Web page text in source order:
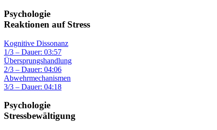
Psychologie
Reaktionen auf Stress
Kognitive Dissonanz
1/3 – Dauer: 03:57
Übersprungshandlung
2/3 – Dauer: 04:06
Abwehrmechanismen
3/3 – Dauer: 04:18
Psychologie
Stressbewältigung